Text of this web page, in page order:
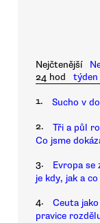
Nejčtenější
24 hod
týden
1. Sucho v
2.
Tři a půl
Co jsme
3.
Evropa se
je kdy, jak a
4.
Ceuta
pravice